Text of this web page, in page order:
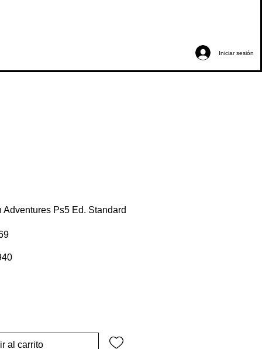
Iniciar sesión
Ps5 Ed. Standard
Precio
al carrito